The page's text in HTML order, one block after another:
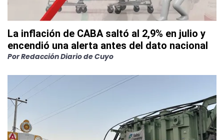
La inflación de CABA saltó al 2,9% en julio y
encendió una alerta antes del dato nacional
PorRedacción Diario de Cuyo